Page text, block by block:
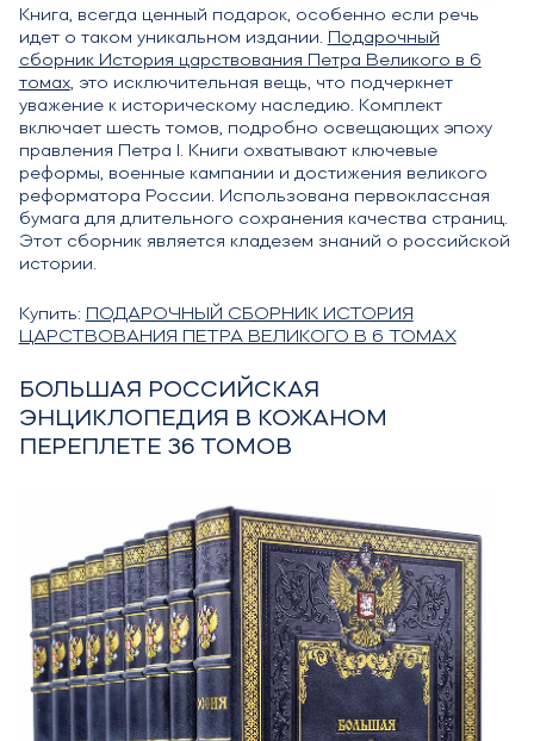
Книга, всегда ценный подарок, особенно если речь
идет о таком уникальном издании. Подарочный
сборник История царствования Петра Великого в 6
томах, это исключительная вещь, что подчеркнет
уважение к историческому наследию. Комплект
включает шесть томов, подробно освещающих эпоху
правления Петра I. Книги охватывают ключевые
реформы, военные кампании и достижения великого
реформатора России. Использована первоклассная
бумага для длительного сохранения качества страниц.
Этот сборник является кладезем знаний о российской
истории.
Купить: ПОДАРОЧНЫЙ СБОРНИК ИСТОРИЯ
ЦАРСТВОВАНИЯ ПЕТРА ВЕЛИКОГО В 6 ТОМАХ
БОЛЬШАЯ РОССИЙСКАЯ
ЭНЦИКЛОПЕДИЯ В КОЖАНОМ
ПЕРЕПЛЕТЕ 36 ТОМОВ